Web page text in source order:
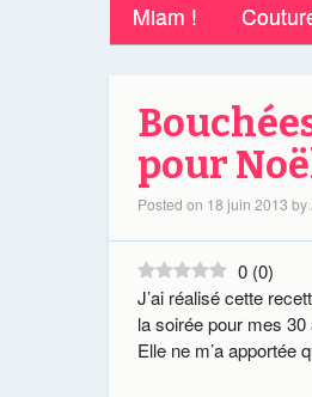
Miam !
pour
Posted on 18 juin 2013 by
0 (0)
J’ai réalisé cette
la soirée pour mes 30
Elle ne m’a apportée